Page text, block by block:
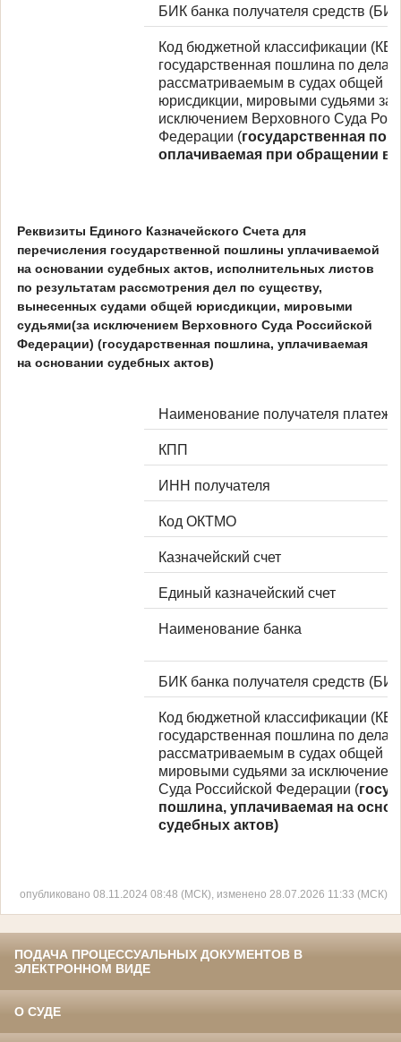
БИК банка получателя средств
Код бюджетной классификации
государственная пошлина по делам
рассматриваемым в судах общей
юрисдикции, мировыми судьями за
исключением Верховного Суда
Федерации (государственная
оплачиваемая при обращении в
Реквизиты Единого Казначейского Счета для
перечисления государственной пошлины уплачиваемой
на основании судебных актов, исполнительных листов
по результатам рассмотрения дел по существу,
вынесенных судами общей юрисдикции, мировыми
судьями(за исключением Верховного Суда Российской
Федерации) (государственная пошлина, уплачиваемая
на основании судебных актов)
Наименование получателя платежа
КПП
ИНН получателя
Код ОКТМО
Казначейский счет
Единый казначейский счет
Наименование банка
БИК банка получателя средств
Код бюджетной классификации
государственная пошлина по делам
рассматриваемым в судах общей
мировыми судьями за исключением
Суда Российской Федерации (
пошлина, уплачиваемая на
судебных актов)
опубликовано 08.11.2024 08:48 (МСК), изменено 28.07.2026 11:33 (МСК)
ПОДАЧА ПРОЦЕССУАЛЬНЫХ ДОКУМЕНТОВ В
ЭЛЕКТРОННОМ ВИДЕ
О СУДЕ